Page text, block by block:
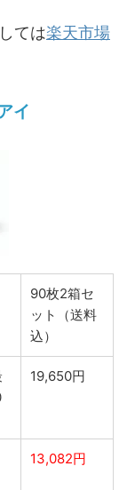
ては楽天市場
イ
90枚2箱セ
ット（送料
込）
19,650円
13,082円